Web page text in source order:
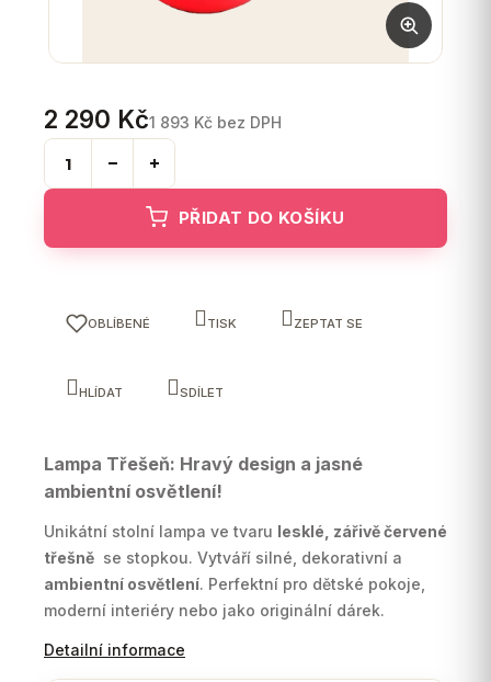
2 290 Kč1 893 Kč bez DPH
PŘIDAT DO KOŠÍKU
Lampa Třešeň: Hravý design a jasné
ambientní osvětlení!
Unikátní stolní lampa ve tvaru lesklé, zářivě červené
třešně se stopkou. Vytváří silné, dekorativní a
ambientní osvětlení. Perfektní pro dětské pokoje,
moderní interiéry nebo jako originální dárek.
Detailní informace
OBLÍBENÉ TISK ZEPTAT SE
HLÍDAT SDÍLET